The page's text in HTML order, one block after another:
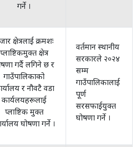
गर्ने ।
क्षेत्रलाई क्रमशः
प्लाष्टिकमुक्त क्षेत्र
गर्दै लगिने छ र
गाउँपालिकाको
र नौवटै वडा
कार्यलयहरूलाई
प्लाष्टिक मुक्त
घोषणा गर्ने ।
वर्तमान स्थानीय
सरकारले २०२४
सम्म
गाउँपालिकालाई
पूर्ण
सरसफाईयुक्त
घोषणा गर्ने ।